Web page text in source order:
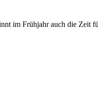
im Frühjahr auch die Zeit